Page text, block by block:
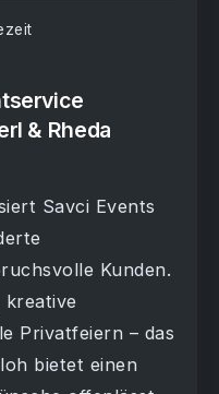
& Rheda
Savci Events
Kunden.
Privatfeiern – das
bietet einen